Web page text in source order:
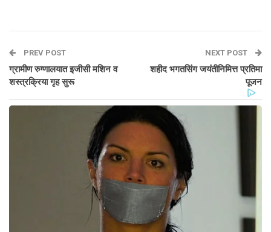
PREV POST
ग्रामीण रुग्णालयात इजीसी मशिन व
शस्त्रक्रिया गृह सुरू
NEXT POST
शहीद भगतसिंग जयंतीनिमित्त प्रतिमा
पूजन